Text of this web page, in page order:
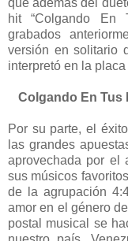
hit “Colgando En
grabados
versión en solitario
interpretó en la
Colgando En Tus
Por su parte, el
las grandes
aprovechada por el
sus músicos
de la agrupación
amor en el género
postal musical se